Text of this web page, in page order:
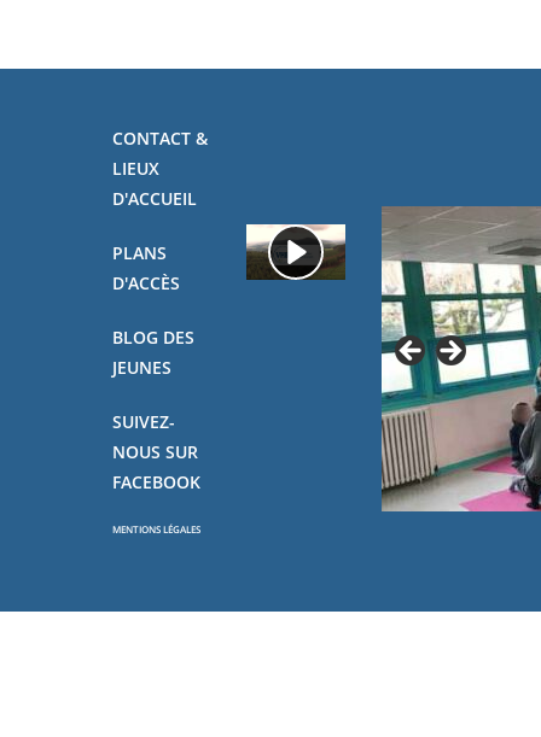
CONTACT &
LIEUX
D'ACCUEIL
PLANS
D'ACCÈS
BLOG DES
JEUNES
SUIVEZ-
NOUS SUR
FACEBOOK
MENTIONS LÉGALES